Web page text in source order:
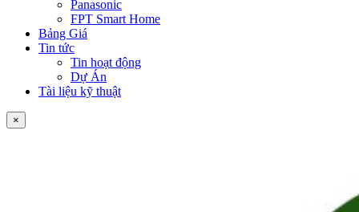
Panasonic
FPT Smart Home
Bảng Giá
Tin tức
Tin hoạt động
Dự Án
Tài liệu kỹ thuật
×